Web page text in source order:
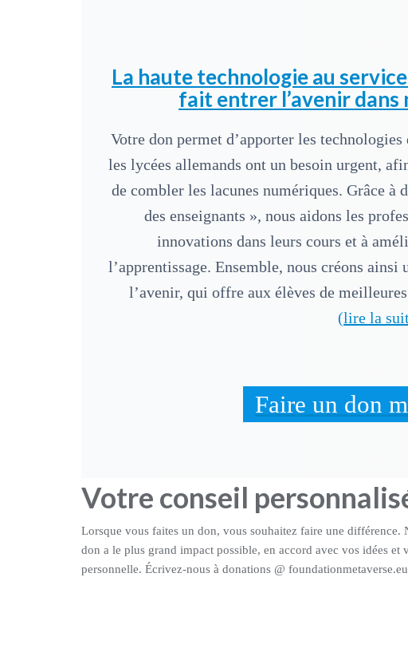
La haute technologie au
fait entrer l’avenir dans
Votre don permet d’apporter les
les lycées allemands ont un besoin urgent,
de combler les lacunes numériques. Grâce à
des enseignants », nous aidons les
innovations dans leurs cours et à
l’apprentissage. Ensemble, nous créons
l’avenir, qui offre aux élèves de
(lire la
Faire un don
Votre conseil
Lorsque vous faites un don, vous souhaitez faire une différence.
don a le plus grand impact possible, en accord avec vos idées
personnelle. Écrivez-nous à donations @ foundationmetaverse.eu